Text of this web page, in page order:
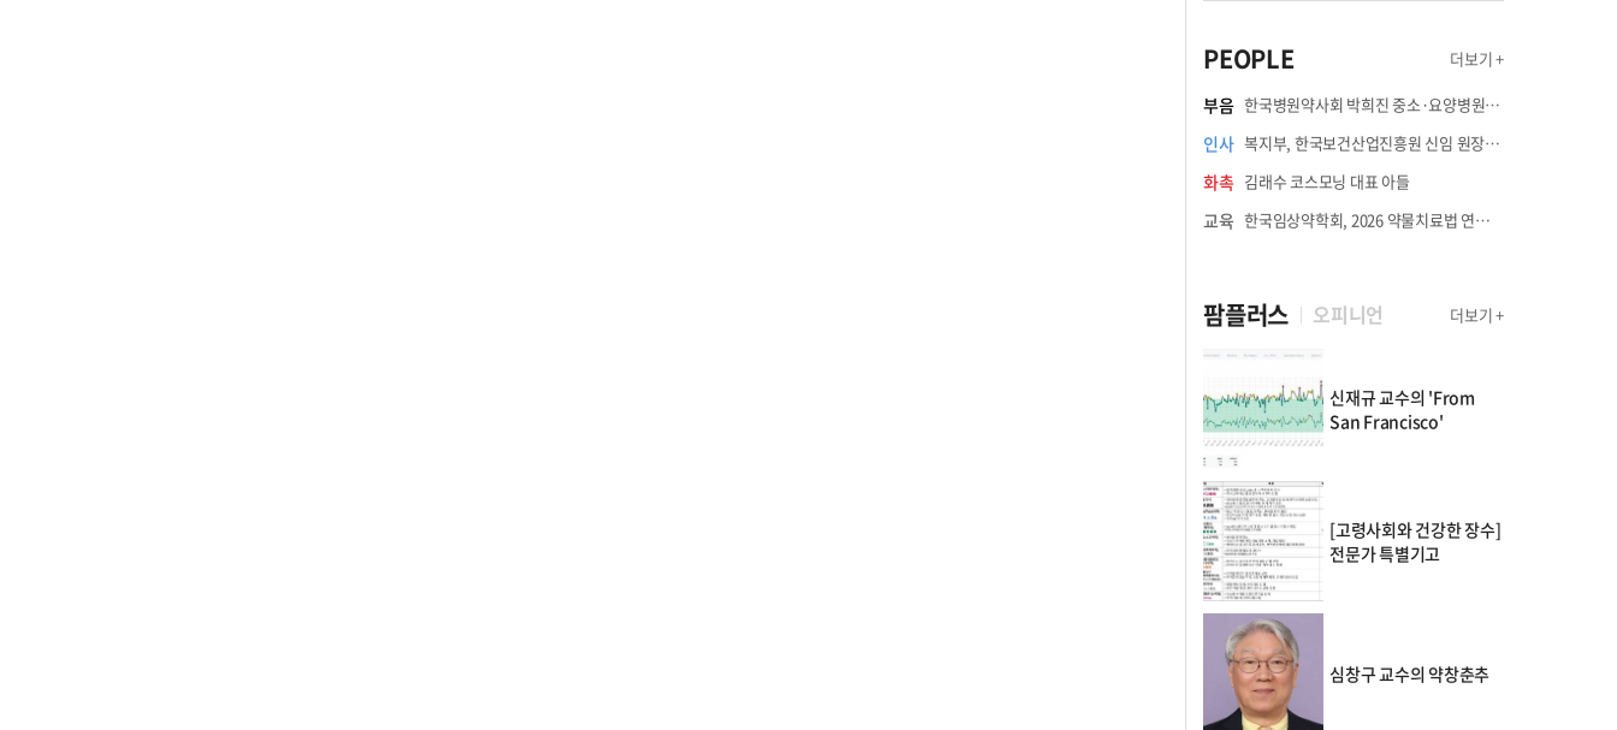
PEOPLE 더보기 +
부음 한국병원약사회 박희진 중소·요양병원이사(충청북도 청주의료원 약제팀장) 부친상
인사 복지부, 한국보건산업진흥원 신임 원장에 고상백 교수 임명
화촉 김래수 코스모닝 대표 아들
교육 한국임상약학회, 2026 약물치료법 연수강좌 8월 21일 개최
팜플러스 오피니언 더보기 +
신재규 교수의 'From
San Francisco'
[고령사회와 건강한 장수]
전문가 특별기고
심창구 교수의 약창춘추